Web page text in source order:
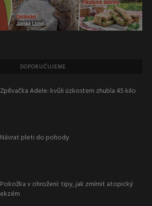
DOPORUČUJEME
Zpěvačka Adele: kvůli úzkostem zhubla 45 kilo
Návrat pleti do pohody
Pokožka v ohrožení: tipy, jak zmírnit atopický
ekzém